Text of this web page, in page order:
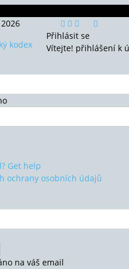
kodex
Přihlásit se
Vítejte! přihlášení k
Get help
ochrany osobních údajů
na váš email